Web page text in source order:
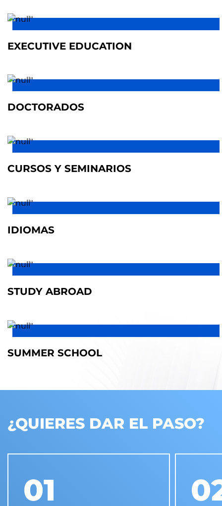
EXECUTIVE EDUCATION
DOCTORADOS
CURSOS Y SEMINARIOS
IDIOMAS
STUDY ABROAD
SUMMER SCHOOL
¿QUIERES DAR EL PASO?
01